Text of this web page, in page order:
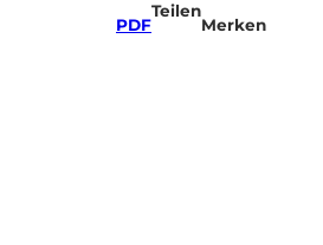
PDF
Teilen
Merken